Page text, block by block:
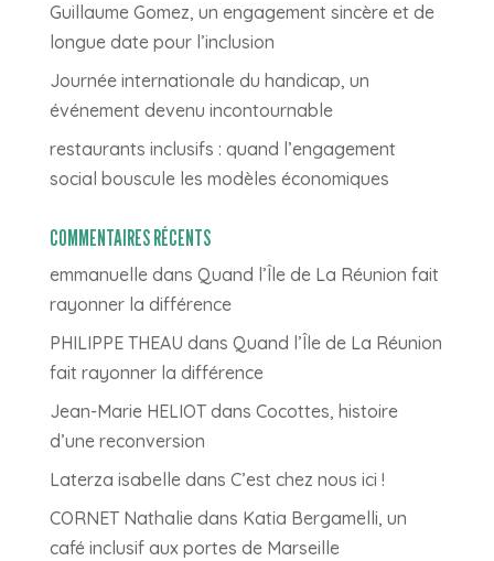
Guillaume Gomez, un engagement sincère et de
longue date pour l’inclusion
Journée internationale du handicap, un
événement devenu incontournable
restaurants inclusifs : quand l’engagement
social bouscule les modèles économiques
COMMENTAIRES RÉCENTS
emmanuelledans Quand l’Île de La Réunion fait
rayonner la différence
PHILIPPE THEAU dans Quand l’Île de La Réunion
fait rayonner la différence
Jean-Marie HELIOTdans Cocottes, histoire
d’une reconversion
Laterza isabelledans C’est chez nous ici !
CORNET Nathaliedans Katia Bergamelli, un
café inclusif aux portes de Marseille